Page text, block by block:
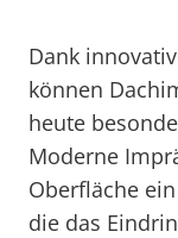
Dank
können
heute
Moderne
Oberfläche
die das